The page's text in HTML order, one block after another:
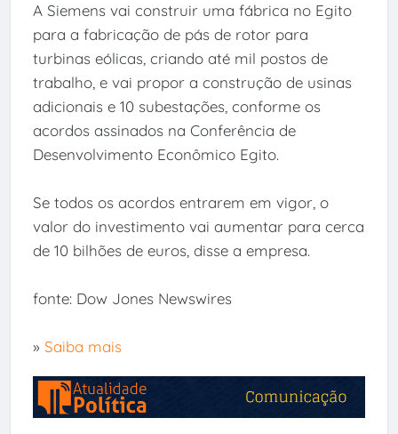
A Siemens vai construir uma fábrica no Egito
para a fabricação de pás de rotor para
turbinas eólicas, criando até mil postos de
trabalho, e vai propor a construção de usinas
adicionais e 10 subestações, conforme os
acordos assinados na Conferência de
Desenvolvimento Econômico Egito.
Se todos os acordos entrarem em vigor, o
valor do investimento vai aumentar para cerca
de 10 bilhões de euros, disse a empresa.
fonte: Dow Jones Newswires
» Saiba mais